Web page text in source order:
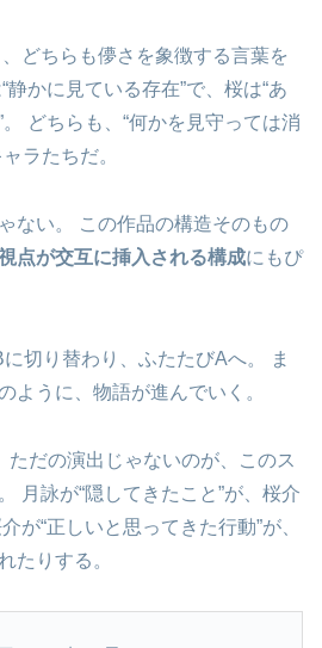
、どちらも儚さを象徴する言葉を
かに見ている存在”で、桜は“あ
どちらも、“何かを見守っては消
ラたちだ。
ない。 この作品の構造そのもの
点が交互に挿入される構成にもぴ
切り替わり、ふたたびAへ。 ま
ように、物語が進んでいく。
ただの演出じゃないのが、このス
月詠が“隠してきたこと”が、桜介
が“正しいと思ってきた行動”が、
たりする。